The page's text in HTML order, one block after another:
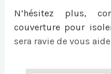
N’hésitez plus,
couverture pour
sera ravie de vous